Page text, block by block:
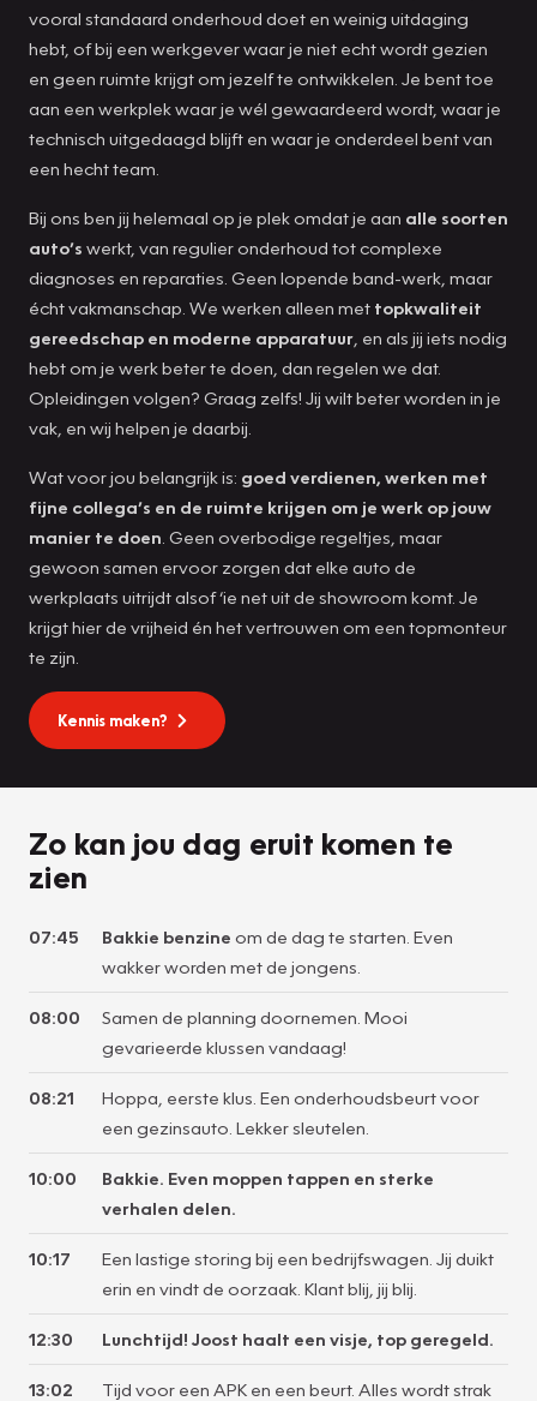
vooral standaard onderhoud doet en weinig uitdaging
hebt, of bij een werkgever waar je niet echt wordt gezien
en geen ruimte krijgt om jezelf te ontwikkelen. Je bent toe
aan een werkplek waar je wél gewaardeerd wordt, waar je
technisch uitgedaagd blijft en waar je onderdeel bent van
een hecht team.
Bij ons ben jij helemaal op je plek omdat je aan alle soorten
auto’s werkt, van regulier onderhoud tot complexe
diagnoses en reparaties. Geen lopende band-werk, maar
écht vakmanschap. We werken alleen met topkwaliteit
gereedschap en moderne apparatuur , en als jij iets nodig
hebt om je werk beter te doen, dan regelen we dat.
Opleidingen volgen? Graag zelfs! Jij wilt beter worden in je
vak, en wij helpen je daarbij.
Wat voor jou belangrijk is: goed verdienen, werken met
fijne collega’s en de ruimte krijgen om je werk op jouw
manier te doen . Geen overbodige regeltjes, maar
gewoon samen ervoor zorgen dat elke auto de
werkplaats uitrijdt alsof ‘ie net uit de showroom komt. Je
krijgt hier de vrijheid én het vertrouwen om een topmonteur
te zijn.
Kennis maken?
Zo kan jou dag eruit komen te
zien
07:45 Bakkie benzine om de dag te starten. Even
wakker worden met de jongens.
08:00
Samen de planning doornemen. Mooi
gevarieerde klussen vandaag!
08:21
Hoppa, eerste klus. Een onderhoudsbeurt voor
een gezinsauto. Lekker sleutelen.
10:00
Bakkie. Even moppen tappen en sterke
verhalen delen.
10:17
Een lastige storing bij een bedrijfswagen. Jij duikt
erin en vindt de oorzaak. Klant blij, jij blij.
12:30 Lunchtijd! Joost haalt een visje, top geregeld.
13:02
Tijd voor een APK en een beurt. Alles wordt strak